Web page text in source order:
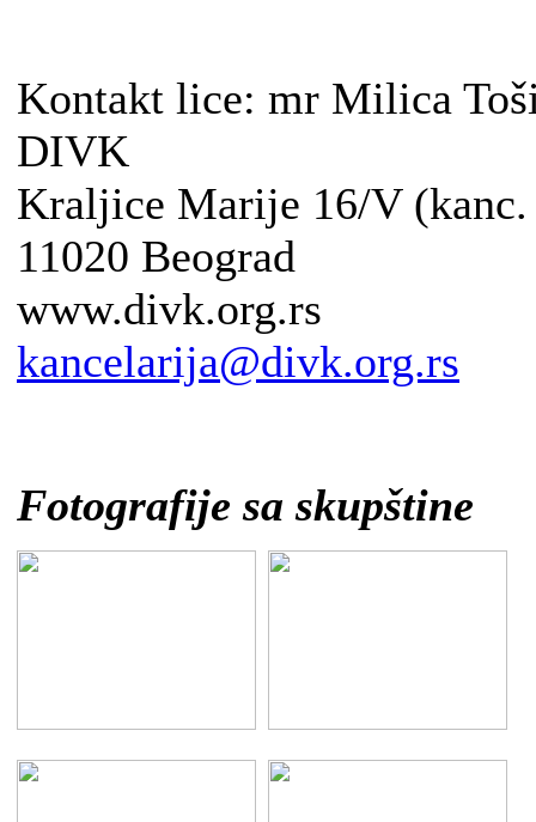
Kontakt lice: mr Milica
DIVK
Kraljice Marije 16/V (kanc.
11020 Beograd
www.divk.org.rs
kancelarija@divk.org.rs
Fotografije sa skupštine